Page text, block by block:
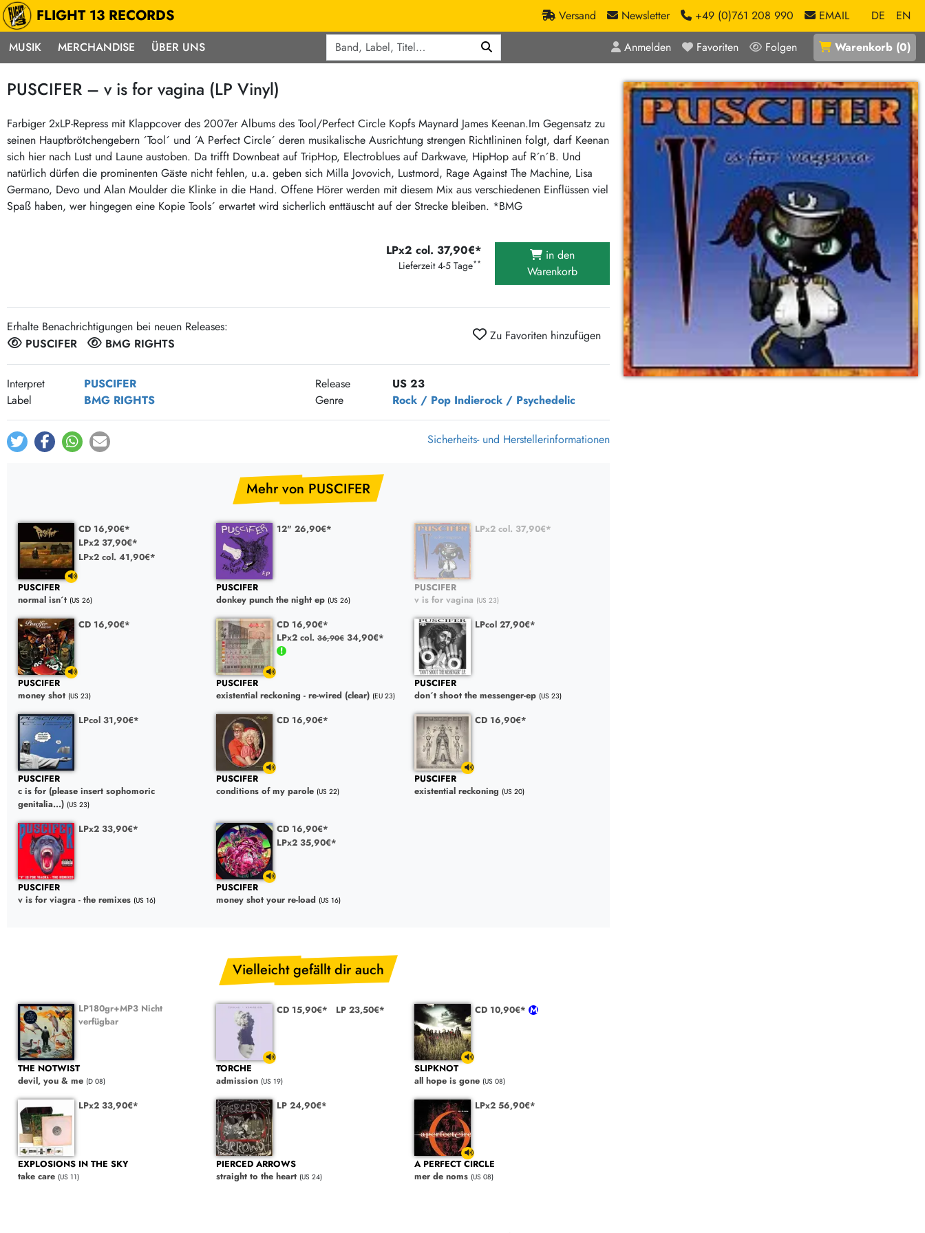
FLIGHT 13 RECORDS Versand Newsletter +49 (0)761 208 990 EMAIL DE
EN
MUSIK
Musik
Alle Neuheiten
Pre-Order
Highlights
Exklusiv & Limitiert
Neu auf Lager
Sonderangebote
Bücher, Fanzines etc.
Punk / HC
Hardcore
Emo
Postpunk / New Wave
Punkrock
60s / Garage
Beat / Surf
Rock / Pop
Electronic
Abstract / Ambient
Electronic Goods
Reggae/Ska
Soul / Exotica / Jazz
Ska
Crazysane Günstiger
Fuzzorama günstiger
Tapete Records günstiger
Sunny Sunny Bastards Summer 26
Warner Rockerwochen
International Anthem Sommer 2026
BMG Aktion
Clouds Hill & Broken Silence-Sommer-Aktion
RSD 2026
FLIGHT 13 REC. SALE
Epitaph Vinyl Günstiger
MERCHANDISE ÜBER UNS Anmelden Favoriten Folgen Warenkorb (0)
PUSCIFER – v is for vagina (LP Vinyl)
Farbiger 2xLP-Repress mit Klappcover des 2007er Albums des Tool/Perfect Circle Kopfs Maynard James Keenan.Im Gegensatz zu
seinen Hauptbrötchengebern ´Tool´ und ´A Perfect Circle´ deren musikalische Ausrichtung strengen Richtlininen folgt, darf Keenan
sich hier nach Lust und Laune austoben. Da trifft Downbeat auf TripHop, Electroblues auf Darkwave, HipHop auf R´n´B. Und
natürlich dürfen die prominenten Gäste nicht fehlen, u.a. geben sich Milla Jovovich, Lustmord, Rage Against The Machine, Lisa
Germano, Devo und Alan Moulder die Klinke in die Hand. Offene Hörer werden mit diesem Mix aus verschiedenen Einflüssen viel
Spaß haben, wer hingegen eine Kopie Tools´ erwartet wird sicherlich enttäuscht auf der Strecke bleiben. *BMG
LPx2 col. 37,90€*
Lieferzeit 4-5 Tage**
in den
Warenkorb
Erhalte Benachrichtigungen bei neuen Releases:
PUSCIFER
BMG RIGHTS
Zu Favoriten hinzufügen
Interpret PUSCIFER Release
US 23
Label
BMG RIGHTS Genre Rock / Pop Indierock / Psychedelic
Sicherheits- und Herstellerinformationen
Mehr von PUSCIFER
CD 16,90€*
LPx2 37,90€*
LPx2 col. 41,90€*
PUSCIFER
normal isn´t (US 26)
12" 26,90€*
PUSCIFER
donkey punch the night ep (US 26)
LPx2 col. 37,90€*
PUSCIFER
v is for vagina (US 23)
CD 16,90€*
PUSCIFER
money shot (US 23)
CD 16,90€*
LPx2 col. 36,90€34,90€*
PUSCIFER
existential reckoning - re-wired (clear) (EU 23)
LPcol 27,90€*
PUSCIFER
don´t shoot the messenger-ep (US 23)
LPcol 31,90€*
PUSCIFER
c is for (please insert sophomoric
genitalia...) (US 23)
CD 16,90€*
PUSCIFER
conditions of my parole (US 22)
CD 16,90€*
PUSCIFER
existential reckoning (US 20)
LPx2 33,90€*
PUSCIFER
v is for viagra - the remixes (US 16)
CD 16,90€*
LPx2 35,90€*
PUSCIFER
money shot your re-load (US 16)
Vielleicht gefällt dir auch
LP180gr+MP3 Nicht
verfügbar
THE NOTWIST
devil, you & me (D 08)
CD 15,90€* LP 23,50€*
TORCHE
admission (US 19)
CD 10,90€*
SLIPKNOT
all hope is gone (US 08)
LPx2 33,90€*
EXPLOSIONS IN THE SKY
take care (US 11)
LP 24,90€*
PIERCED ARROWS
straight to the heart (US 24)
LPx2 56,90€*
A PERFECT CIRCLE
mer de noms (US 08)